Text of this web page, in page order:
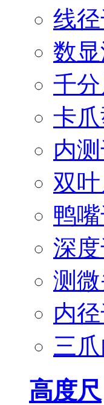
线
数
千
卡
内
双
鸭
深
测
内
三
高度尺